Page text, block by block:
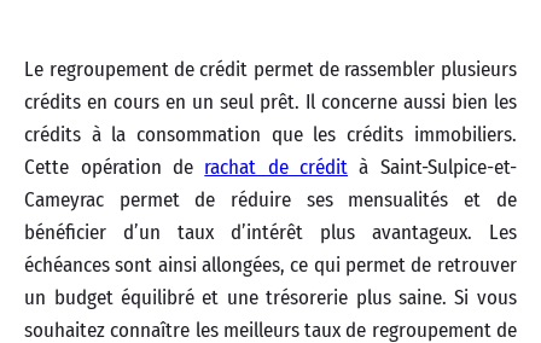
Le regroupement de crédit permet de rassembler plusieurs
crédits en cours en un seul prêt. Il concerne aussi bien les
crédits à la consommation que les crédits immobiliers.
Cette opération de rachat de crédit à Saint-Sulpice-et-
Cameyrac permet de réduire ses mensualités et de
bénéficier d’un taux d’intérêt plus avantageux. Les
échéances sont ainsi allongées, ce qui permet de retrouver
un budget équilibré et une trésorerie plus saine. Si vous
souhaitez connaître les meilleurs taux de regroupement de